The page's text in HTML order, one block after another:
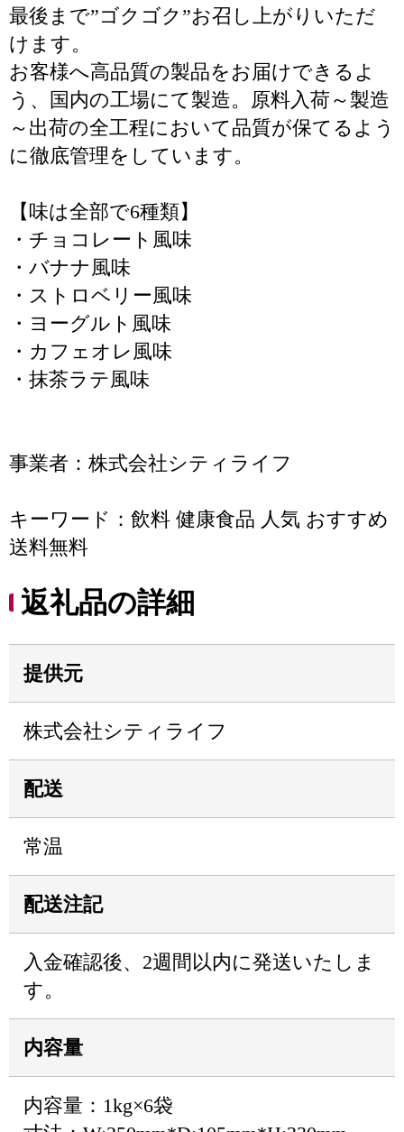
最後まで”ゴクゴク”お召し上がりいただ
けます。
お客様へ高品質の製品をお届けできるよ
う、国内の工場にて製造。原料入荷～製造
～出荷の全工程において品質が保てるよう
に徹底管理をしています。
【味は全部で6種類】
・チョコレート風味
・バナナ風味
・ストロベリー風味
・ヨーグルト風味
・カフェオレ風味
・抹茶ラテ風味
事業者：株式会社シティライフ
キーワード：飲料 健康食品 人気 おすすめ
送料無料
返礼品の詳細
提供元
株式会社シティライフ
配送
常温
配送注記
入金確認後、2週間以内に発送いたしま
す。
内容量
内容量：1kg×6袋